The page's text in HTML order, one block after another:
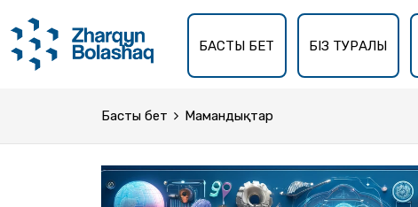
БАСТЫ БЕТ БІЗ ТУРАЛЫ
Басты бет Мамандықтар